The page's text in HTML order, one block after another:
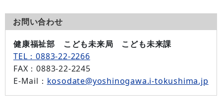
お問い合わせ
健康福祉部 こども未来局 こども未来課
TEL：0883-22-2266
FAX ：0883-22-2245
E-Mail ： kosodate@yoshinogawa.i-tokushima.jp